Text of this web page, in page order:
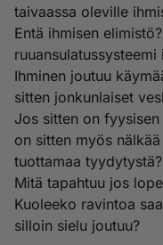
taivaassa oleville
Entä ihmisen
Ihminen joutuu
sitten jonkunlaiset
Jos sitten on
on sitten myös
tuottamaa tyydytystä?
Mitä tapahtuu jos
Kuoleeko ravintoa
silloin sielu joutuu?